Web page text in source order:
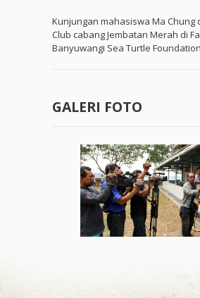
Kunjungan mahasiswa Ma Chung
Club cabang Jembatan Merah di
Banyuwangi Sea Turtle
GALERI FOTO